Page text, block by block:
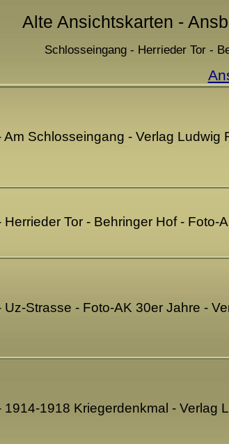
Alte Ansichtskarten -
Schlosseingang - Herrieder Tor -
Am Schlosseingang - Verlag Ludwig
Herrieder Tor - Behringer Hof -
Uz-Strasse - Foto-AK 30er Jahre -
1914-1918 Kriegerdenkmal - Verlag